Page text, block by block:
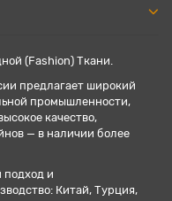
(Fashion) Ткани.
предлагает широкий
промышленности,
качество,
— в наличии более
подход и
Китай, Турция,